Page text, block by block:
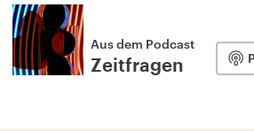
Aus dem Podcast
Zeitfragen